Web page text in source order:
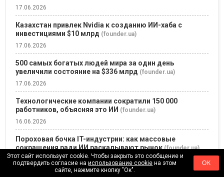
17.06.2026
Казахстан привлек Nvidia к созданию ИИ-хаба с
инвестициями $10 млрд (founder.ua)
17.06.2026
500 самых богатых людей мира за один день
увеличили состояние на $336 млрд (founder.ua)
17.06.2026
Технологические компании сократили 150 000
работников, объясняя это ИИ (founder.ua)
16.06.2026
Пороховая бочка IT-индустрии: как массовые
сокращения ради ИИ раскалывают рынок (founder.ua)
16.06.2026
Этот сайт использует cookie. Чтобы закрыть это сообщение и
подтвердить согласие наиспользование cookie на этом
сайте, нажмите кнопку "Ок".
ОК